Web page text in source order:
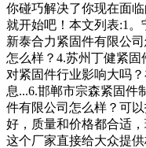
你碰巧解决了你现在面
就开始吧！本文列表:1
新泰合力紧固件有限公
怎么样？4.苏州丁健紧
对紧固件行业影响大吗
息...6.邯郸市宗森紧固件
件有限公司怎么样？可
好，质量和价格都合适
这个厂家直接给大众提